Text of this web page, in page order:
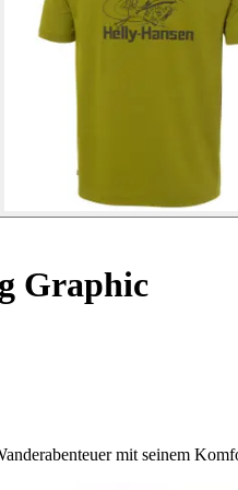
Graphic
mit seinem